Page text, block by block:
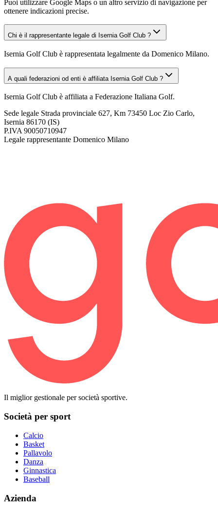
Puoi utilizzare Google Maps o un altro servizio di navigazione per
ottenere indicazioni precise.
Chi è il rappresentante legale di Isernia Golf Club ?
Isernia Golf Club è rappresentata legalmente da Domenico Milano.
A quali federazioni od enti è affiliata Isernia Golf Club ?
Isernia Golf Club è affiliata a Federazione Italiana Golf.
Sede legale Strada provinciale 627, Km 73450 Loc Zio Carlo,
Isernia 86170 (IS)
P.IVA 90050710947
Legale rappresentante Domenico Milano
Il miglior gestionale per società sportive.
Società per sport
Calcio
Basket
Pallavolo
Danza
Ginnastica
Baseball
Azienda